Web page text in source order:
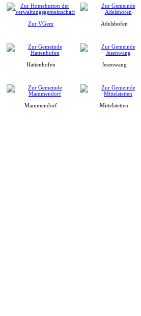
Zur VGem Adelshofen
Hattenhofen Jesenwang
Mammendorf Mittelstetten